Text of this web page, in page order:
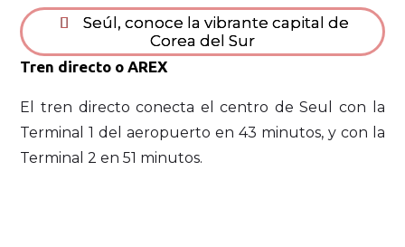
Seúl, conoce la vibrante capital de
Corea del Sur
Tren directo o AREX
El tren directo conecta el centro de Seul con la
Terminal 1 del aeropuerto en 43 minutos, y con la
Terminal 2 en 51 minutos.